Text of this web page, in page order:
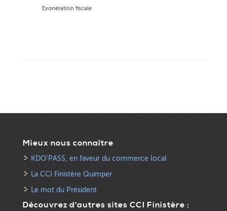
Exonération fiscale
Mieux nous connaître
KDO’PASS, en faveur du commerce local
La CCI Finistère Quimper
Le mot du Président
Découvrez d'autres sites CCI Finistère :